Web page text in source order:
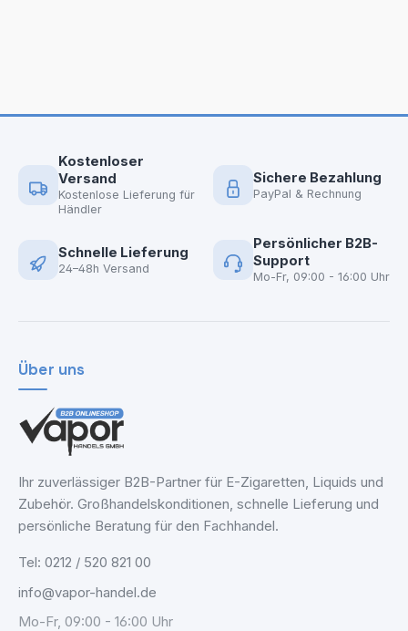
Kostenloser
Versand
Kostenlose Lieferung für
Händler
Sichere Bezahlung
PayPal & Rechnung
Schnelle Lieferung
24–48h Versand
Persönlicher B2B-
Support
Mo-Fr, 09:00 - 16:00 Uhr
Über uns
Ihr zuverlässiger B2B-Partner für E-Zigaretten, Liquids und
Zubehör. Großhandelskonditionen, schnelle Lieferung und
persönliche Beratung für den Fachhandel.
Tel: 0212 / 520 821 00
info@vapor-handel.de
Mo-Fr, 09:00 - 16:00 Uhr